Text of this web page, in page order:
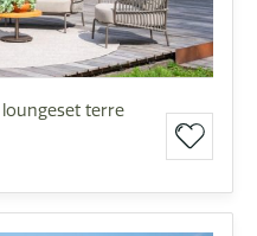
terre